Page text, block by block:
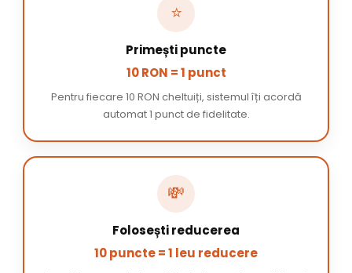
⭐
Primești puncte
10 RON = 1 punct
Pentru fiecare 10 RON cheltuiți, sistemul îți acordă
automat 1 punct de fidelitate.
💸
Folosești reducerea
10 puncte = 1 leu reducere